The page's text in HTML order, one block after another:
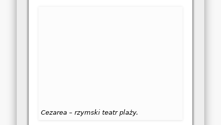
Cezarea – rzymski teatr plaży.